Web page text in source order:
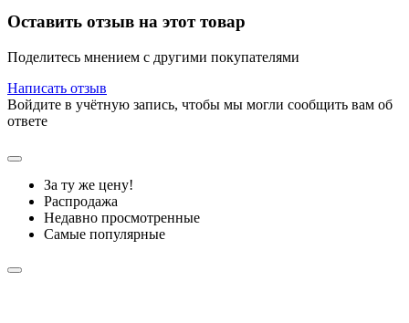
Оставить отзыв на этот товар
Поделитесь мнением с другими покупателями
Написать отзыв
Войдите в учётную запись, чтобы мы могли сообщить вам об
ответе
За ту же цену!
Распродажа
Недавно просмотренные
Самые популярные